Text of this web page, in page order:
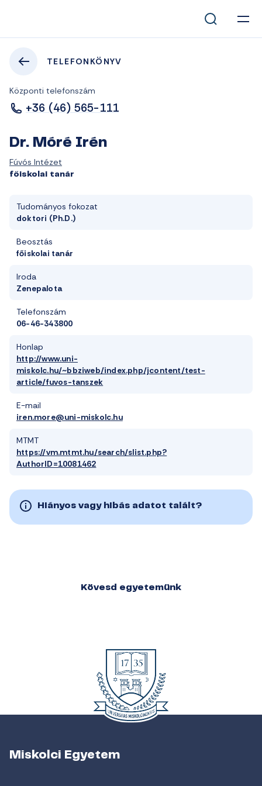
TELEFONKÖNYV
Központi telefonszám
+36 (46) 565-111
Dr. Móré Irén
Fúvós Intézet
főiskolai tanár
Tudományos fokozat
doktori (Ph.D.)
Beosztás
főiskolai tanár
Iroda
Zenepalota
Telefonszám
06-46-343800
Honlap
http://www.uni-
miskolc.hu/~bbziweb/index.php/jcontent/test-
article/fuvos-tanszek
E-mail
iren.more@uni-miskolc.hu
MTMT
https://vm.mtmt.hu/search/slist.php?
AuthorID=10081462
Hiányos vagy hibás adatot talált?
Kövesd egyetemünk
Miskolci Egyetem